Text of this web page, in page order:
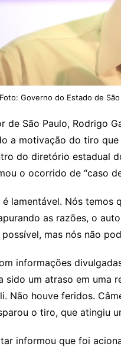
Governo do Estado de São
de São Paulo, Rodrigo
a motivação do tiro
do diretório estadual
o ocorrido de “caso
lamentável. Nós temos
as razões, o
mas nós não
informações
sido um atraso em uma
Não houve feridos.
o tiro, que atingiu
informou que foi